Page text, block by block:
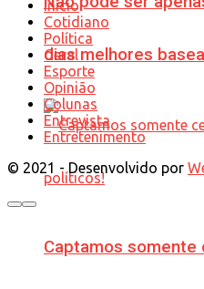
dias melhores
Captamos somente
Início
Cotidiano
Política
Geral
Esporte
Opinião
Colunas
Entrevista
Entretenimento
© 2021 - Desenvolvido por